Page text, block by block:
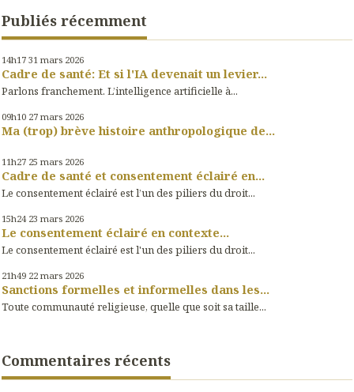
Publiés récemment
14h17 31 mars 2026
Cadre de santé: Et si l'IA devenait un levier...
Parlons franchement. L’intelligence artificielle à...
09h10 27 mars 2026
Ma (trop) brève histoire anthropologique de...
11h27 25 mars 2026
Cadre de santé et consentement éclairé en...
Le consentement éclairé est l’un des piliers du droit...
15h24 23 mars 2026
Le consentement éclairé en contexte...
Le consentement éclairé est l'un des piliers du droit...
21h49 22 mars 2026
Sanctions formelles et informelles dans les...
Toute communauté religieuse, quelle que soit sa taille...
Commentaires récents